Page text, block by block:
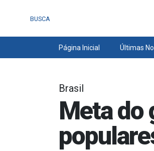
BUSCA
Página Inicial Últimas
Brasil
Meta do